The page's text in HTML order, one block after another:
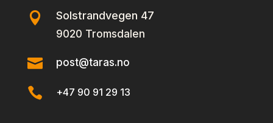
 Solstrandvegen 47
9020 Tromsdalen
 post@taras.no
 +47 90 91 29 13